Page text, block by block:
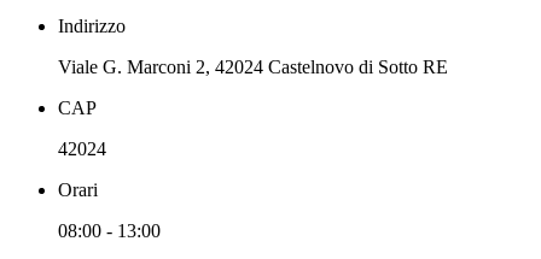
Indirizzo
Viale G. Marconi 2, 42024 Castelnovo di Sotto RE
CAP
42024
Orari
08:00 - 13:00